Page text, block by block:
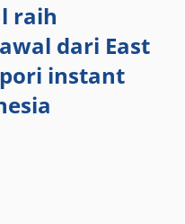
raih
dari East
instant